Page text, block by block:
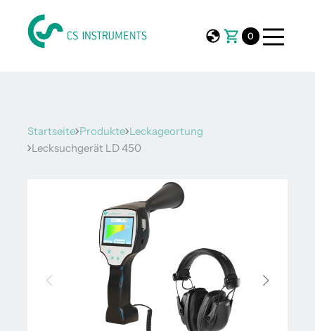
0
Startseite Produkte Leckageortung
Lecksuchgerät LD 450